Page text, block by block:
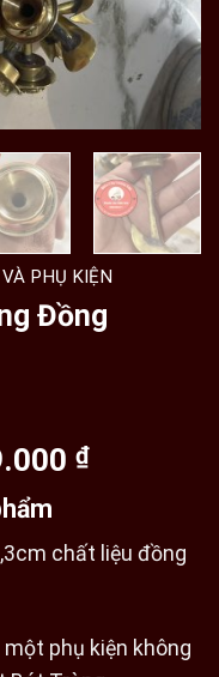
PHỤ KIỆN
Đồng
₫.
₫Giá
là:
chất liệu đồng
phụ kiện không